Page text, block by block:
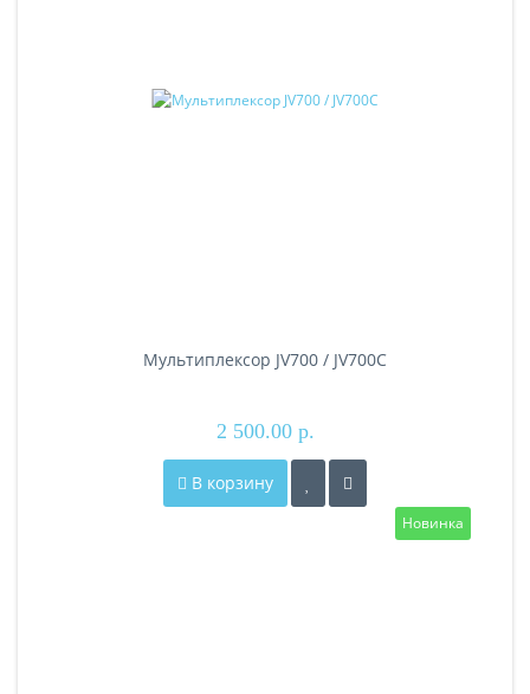
Мультиплексор JV700 / JV700C
2 500.00 р.
В корзину
Новинка